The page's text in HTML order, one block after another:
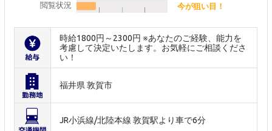
閲覧状況 今が狙い目！
時給1800円～2300円 ※あなたのご経験、能力を
考慮して決定いたします。お気軽にご相談くださ
い！
福井県 敦賀市
JR小浜線/北陸本線 敦賀駅より車で6分